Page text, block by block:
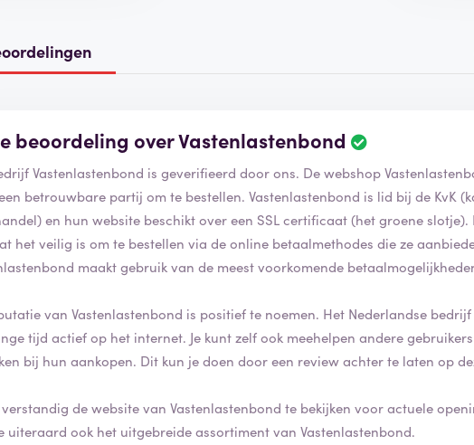
beoordeling over Vastenlastenbond
Vastenlastenbond is geverifieerd door ons. De webshop
betrouwbare partij om te bestellen. Vastenlastenbond is lid bij de KvK
en hun website beschikt over een SSL certificaat (het groene
het veilig is om te bestellen via de online betaalmethodes die ze
maakt gebruik van de meest voorkomende
van Vastenlastenbond is positief te noemen. Het Nederlandse
tijd actief op het internet. Je kunt zelf ook meehelpen andere
bij hun aankopen. Dit kun je doen door een review achter te laten op
de website van Vastenlastenbond te bekijken voor actuele
uiteraard ook het uitgebreide assortiment van Vastenlastenbond.